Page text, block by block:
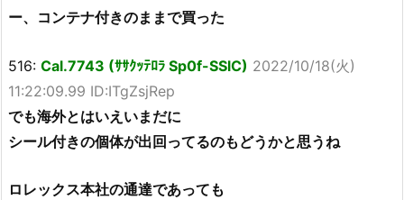
ー、コンテナ付きのままで買った
516: Cal.7743 (ｻｻｸｯﾃﾛﾗ Sp0f-SSlC) 2022/10/18(火)
11:22:09.99 ID:ITgZsjRep
でも海外とはいえいまだに
シール付きの個体が出回ってるのもどうかと思うね
ロレックス本社の通達であっても